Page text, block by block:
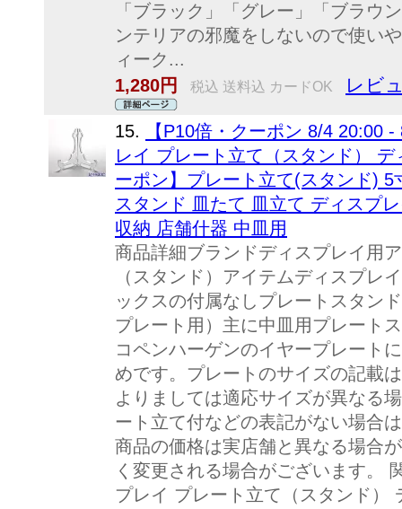
「ブラック」「グレー」「ブラウ
ンテリアの邪魔をしないので使い
ィーク...
1,280円
税込 送料込 カードOK レビ
15.
【P10倍・クーポン 8/4 20:00
レイ プレート立て（スタンド）
ーポン】プレート立て(スタンド)
スタンド 皿たて 皿立て ディスプ
収納 店舗什器 中皿用
商品詳細ブランドディスプレイ用
（スタンド）アイテムディスプレ
ックスの付属なしプレートスタン
プレート用）主に中皿用プレート
コペンハーゲンのイヤープレート
めです。プレートのサイズの記載
よりましては適応サイズが異なる
ート立て付などの表記がない場合
商品の価格は実店舗と異なる場合
く変更される場合がございます。
プレイ プレート立て（スタンド